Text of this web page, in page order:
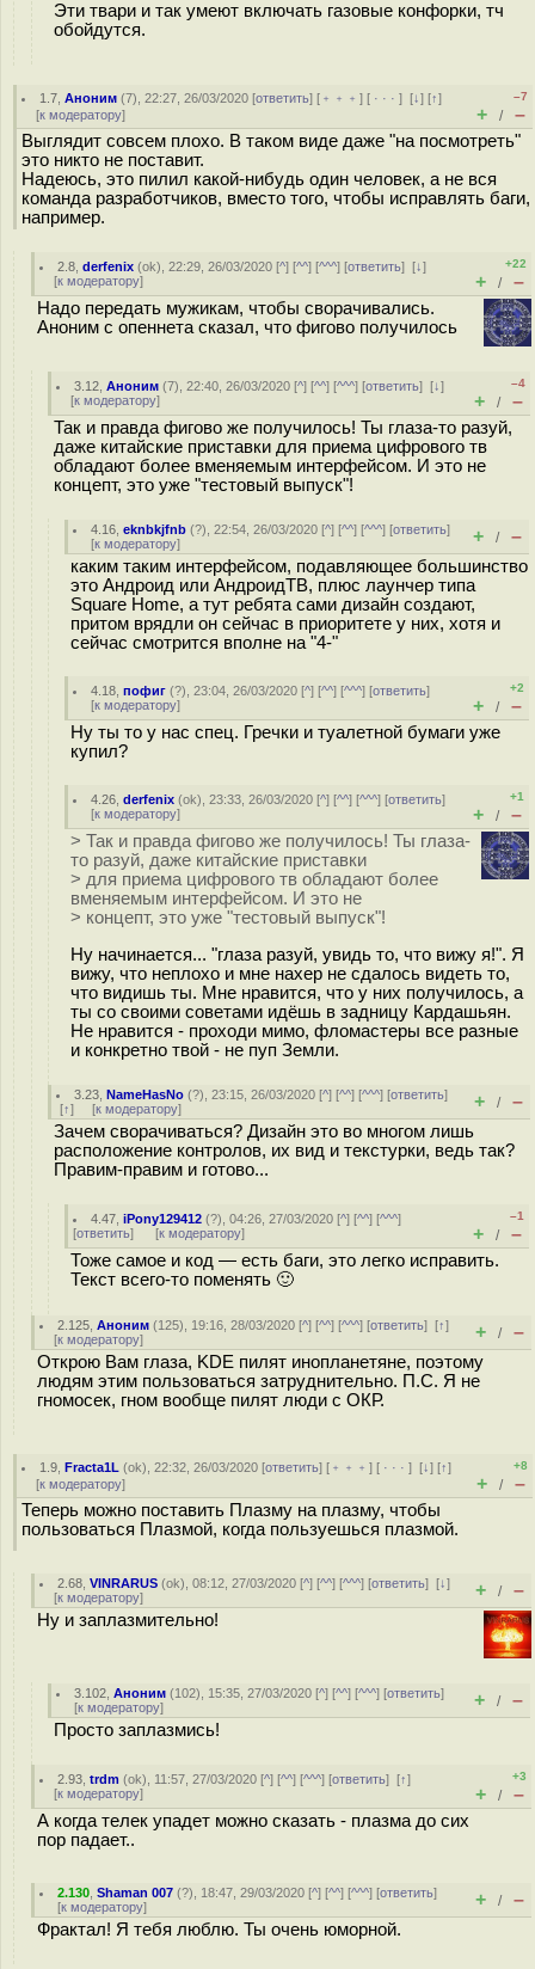
Эти твари и так умеют включать газовые конфорки, тч
обойдутся.
1.7 ,Аноним (7), 22:27, 26/03/2020 [ответить] [ ﹢﹢﹢] [ · · ·][↓] [↑]
[к модератору]
–7
+ / –
Выглядит совсем плохо. В таком виде даже "на посмотреть"
это никто не поставит.
Надеюсь, это пилил какой-нибудь один человек, а не вся
команда разработчиков, вместо того, чтобы исправлять баги,
например.
2.8 ,derfenix (ok), 22:29, 26/03/2020 [^] [^^] [^^^] [ответить][↓]
[к модератору]
+22
+ / –
Надо передать мужикам, чтобы сворачивались.
Аноним с опеннета сказал, что фигово получилось
3.12 ,Аноним (7), 22:40, 26/03/2020 [^] [^^] [^^^] [ответить][↓]
[к модератору]
–4
+ / –
Так и правда фигово же получилось! Ты глаза-то разуй,
даже китайские приставки для приема цифрового тв
обладают более вменяемым интерфейсом. И это не
концепт, это уже "тестовый выпуск"!
4.16 ,eknbkjfnb (?), 22:54, 26/03/2020 [^] [^^] [^^^] [ответить]
[к модератору] + / –
каким таким интерфейсом, подавляющее большинство
это Андроид или АндроидТВ, плюс лаунчер типа
Square Home, а тут ребята сами дизайн создают,
притом врядли он сейчас в приоритете у них, хотя и
сейчас смотрится вполне на "4-"
4.18 ,пофиг (?), 23:04, 26/03/2020 [^] [^^] [^^^] [ответить]
[к модератору]
+2
+ / –
Ну ты то у нас спец. Гречки и туалетной бумаги уже
купил?
4.26 ,derfenix (ok), 23:33, 26/03/2020 [^] [^^] [^^^] [ответить]
[к модератору]
+1
+ / –
> Так и правда фигово же получилось! Ты глаза-
то разуй, даже китайские приставки
> для приема цифрового тв обладают более
вменяемым интерфейсом. И это не
> концепт, это уже "тестовый выпуск"!
Ну начинается... "глаза разуй, увидь то, что вижу я!". Я
вижу, что неплохо и мне нахер не сдалось видеть то,
что видишь ты. Мне нравится, что у них получилось, а
ты со своими советами идёшь в задницу Кардашьян.
Не нравится - проходи мимо, фломастеры все разные
и конкретно твой - не пуп Земли.
3.23 ,NameHasNo (?), 23:15, 26/03/2020 [^] [^^] [^^^] [ответить]
[↑] [к модератору] + / –
Зачем сворачиваться? Дизайн это во многом лишь
расположение контролов, их вид и текстурки, ведь так?
Правим-правим и готово...
4.47 ,iPony129412 (?), 04:26, 27/03/2020 [^] [^^] [^^^]
[ответить] [к модератору]
–1
+ / –
Тоже самое и код — есть баги, это легко исправить.
Текст всего-то поменять 🙂
2.125 ,Аноним (125), 19:16, 28/03/2020 [^] [^^] [^^^] [ответить][↑]
[к модератору] + / –
Открою Вам глаза, KDE пилят инопланетяне, поэтому
людям этим пользоваться затруднительно. П.С. Я не
гномосек, гном вообще пилят люди с ОКР.
1.9 ,Fracta1L (ok), 22:32, 26/03/2020 [ответить] [ ﹢﹢﹢] [ · · ·][↓] [↑]
[к модератору]
+8
+ / –
Теперь можно поставить Плазму на плазму, чтобы
пользоваться Плазмой, когда пользуешься плазмой.
2.68 ,VINRARUS (ok), 08:12, 27/03/2020 [^] [^^] [^^^] [ответить][↓]
[к модератору] + / –
Ну и заплазмительно!
3.102 ,Аноним (102), 15:35, 27/03/2020 [^] [^^] [^^^] [ответить]
[к модератору] + / –
Просто заплазмись!
2.93 ,trdm (ok), 11:57, 27/03/2020 [^] [^^] [^^^] [ответить][↑]
[к модератору]
+3
+ / –
А когда телек упадет можно сказать - плазма до сих
пор падает..
2.130 ,Shaman 007 (?), 18:47, 29/03/2020 [^] [^^] [^^^] [ответить]
[к модератору] + / –
Фрактал! Я тебя люблю. Ты очень юморной.